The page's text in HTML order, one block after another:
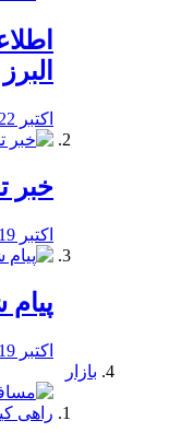
البرز
اکتبر 22, 2019
خبر
اکتبر 19, 2019
اکتبر 19, 2019
بازار